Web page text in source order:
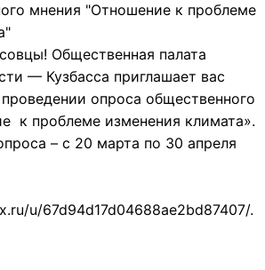
мнения "Отношение к проблеме
Общественная палата
— Кузбасса приглашает вас
опроса общественного
к проблеме изменения климата».
– с 20 марта по 30 апреля
u/67d94d17d04688ae2bd87407/.